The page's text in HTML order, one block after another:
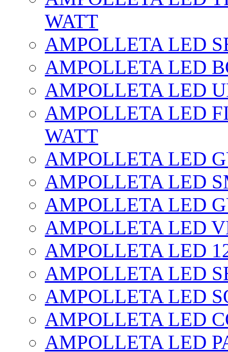
WATT
AMPOLLETA LED
AMPOLLETA LED
AMPOLLETA LED
AMPOLLETA LED
WATT
AMPOLLETA LED
AMPOLLETA LED
AMPOLLETA LED
AMPOLLETA LED
AMPOLLETA LED
AMPOLLETA LED
AMPOLLETA LED
AMPOLLETA LED
AMPOLLETA LED